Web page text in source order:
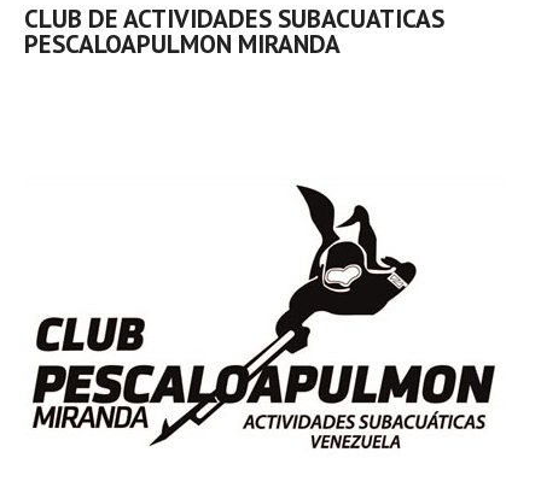
CLUB DE ACTIVIDADES SUBACUATICAS
PESCALOAPULMON MIRANDA